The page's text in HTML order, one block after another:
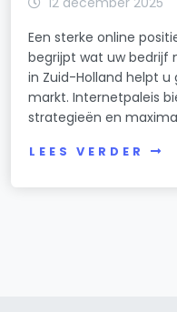
Een sterke online
begrijpt wat uw bedrijf
in Zuid-Holland helpt
markt. Internetpaleis
strategieën en
LEES VERDER